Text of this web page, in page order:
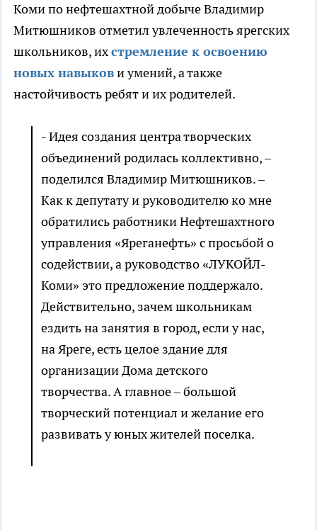
Коми по нефтешахтной добыче Владимир
Митюшников отметил увлеченность ярегских
школьников, ихстремление к освоению
новых навыкови умений, а также
настойчивость ребят и их родителей.
- Идея создания центра творческих
объединений родилась коллективно, –
поделился Владимир Митюшников. –
Как к депутату и руководителю ко мне
обратились работники Нефтешахтного
управления «Яреганефть» с просьбой о
содействии, а руководство «ЛУКОЙЛ-
Коми» это предложение поддержало.
Действительно, зачем школьникам
ездить на занятия в город, если у нас,
на Яреге, есть целое здание для
организации Дома детского
творчества. А главное – большой
творческий потенциал и желание его
развивать у юных жителей поселка.